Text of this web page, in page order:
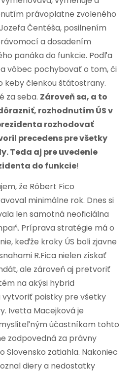
právoplatne zvoleného
Čentéša, posilnením
a dosadením
panáka do funkcie. Podľa
vôbec pochybovať o tom, či
keby členkou štátostrany.
za seba. Zároveň sa, a to
rozhodnutím ÚS v
rozhodovať
precedens pre všetky
Teda aj pre uvedenie
do funkcie!
že Róbert Fico
minimálne rok. Dnes si
len samotná neoficiálna
Príprava stratégie má o
keďže kroky ÚS boli zjavne
R.Fica nielen získať
ale zároveň aj pretvoriť
na akýsi hybrid
vytvoriť poistky pre všetky
Ivetta Macejková je
účastníkom tohto
zodpovedná za právny
Slovensko zatiahla. Nakoniec
diery a nedostatky